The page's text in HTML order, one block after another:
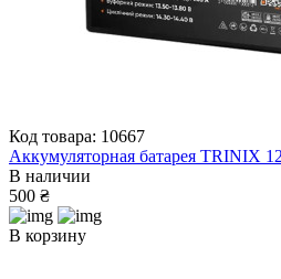
Код товара: 10667
Аккумуляторная батарея TRINIX
В наличии
500 ₴
В корзину